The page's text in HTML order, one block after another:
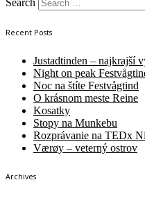
Search
Recent Posts
Justadtinden – najkrajší
Night on peak
Noc na štíte Festvågtind
O krásnom meste Reine
Kosatky
Stopy na Munkebu
Rozprávanie na TEDx
Værøy – veterný ostrov
Archives